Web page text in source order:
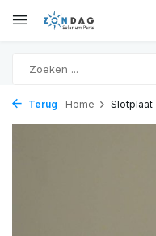
Terug Home Slotplaat